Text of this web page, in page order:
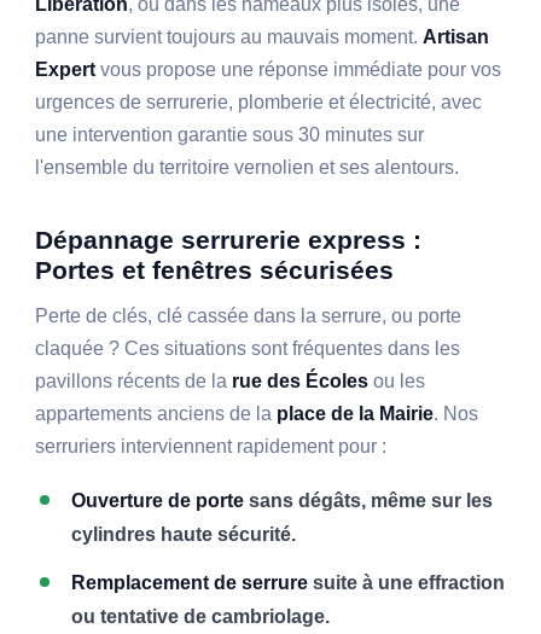
Libération, ou dans les hameaux plus isolés, une
panne survient toujours au mauvais moment.Artisan
Expertvous propose une réponse immédiate pour vos
urgences de serrurerie, plomberie et électricité, avec
une intervention garantie sous 30 minutes sur
l'ensemble du territoire vernolien et ses alentours.
Dépannage serrurerie express :
Portes et fenêtres sécurisées
Perte de clés, clé cassée dans la serrure, ou porte
claquée ? Ces situations sont fréquentes dans les
pavillons récents de la rue des Écoles ou les
appartements anciens de la place de la Mairie. Nos
serruriers interviennent rapidement pour :
Ouverture de porte sans dégâts, même sur les
cylindres haute sécurité.
Remplacement de serrure suite à une effraction
ou tentative de cambriolage.